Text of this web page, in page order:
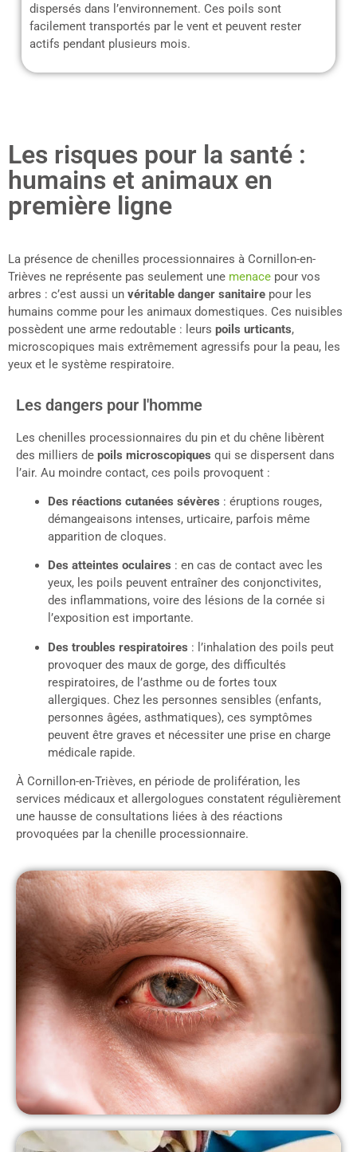
dispersés dans l’environnement. Ces poils sont
facilement transportés par le vent et peuvent rester
actifs pendant plusieurs mois.
Les risques pour la santé :
humains et animaux en
première ligne
La présence de chenilles processionnaires à Cornillon-en-
Trièves ne représente pas seulement une menace pour vos
arbres : c’est aussi un véritable danger sanitaire pour les
humains comme pour les animaux domestiques. Ces nuisibles
possèdent une arme redoutable : leurs poils urticants,
microscopiques mais extrêmement agressifs pour la peau, les
yeux et le système respiratoire.
Les dangers pour l'homme
Les chenilles processionnaires du pin et du chêne libèrent
des milliers de poils microscopiques qui se dispersent dans
l’air. Au moindre contact, ces poils provoquent :
Des réactions cutanées sévères : éruptions rouges,
démangeaisons intenses, urticaire, parfois même
apparition de cloques.
Des atteintes oculaires : en cas de contact avec les
yeux, les poils peuvent entraîner des conjonctivites,
des inflammations, voire des lésions de la cornée si
l’exposition est importante.
Des troubles respiratoires : l’inhalation des poils peut
provoquer des maux de gorge, des difficultés
respiratoires, de l’asthme ou de fortes toux
allergiques. Chez les personnes sensibles (enfants,
personnes âgées, asthmatiques), ces symptômes
peuvent être graves et nécessiter une prise en charge
médicale rapide.
À Cornillon-en-Trièves, en période de prolifération, les
services médicaux et allergologues constatent régulièrement
une hausse de consultations liées à des réactions
provoquées par la chenille processionnaire.